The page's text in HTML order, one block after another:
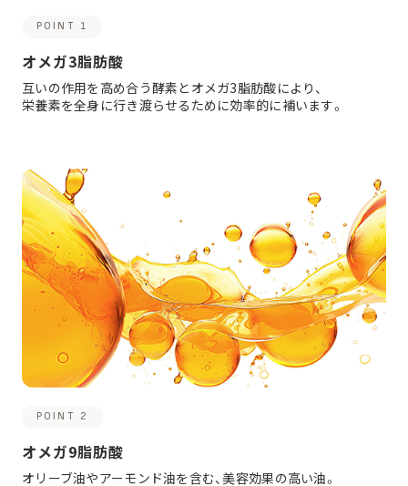
POINT 1
オメガ3脂肪酸
互いの作用を高め合う酵素とオメガ3脂肪酸により、
栄養素を全身に行き渡らせるために効率的に補います。
POINT 2
オメガ9脂肪酸
オリーブ油やアーモンド油を含む、美容効果の高い油。